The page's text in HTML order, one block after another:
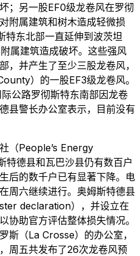
；另一股EF0级龙卷风在罗彻
附属建筑和树木造成轻微损
特东北部一直延伸到波茨坦
属建筑造成破坏。这些强风
，并产生了至少三股龙卷风，
）的一股EF3级龙卷风。
公路罗彻斯特东南部因龙卷
县警长办公室表示，目前没有
（People’s Energy
德县和瓦巴沙县仍有数百户
后的数千户已有显著下降。电
周六继续进行。奥姆斯特德县
declaration），并设立在
协助官方评估整体损失情况。
斯（La Crosse）的办公室，
周五共发布了26次龙卷风预